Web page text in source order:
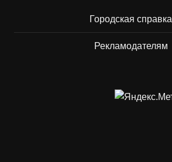
Городская справка
Рекламодателям